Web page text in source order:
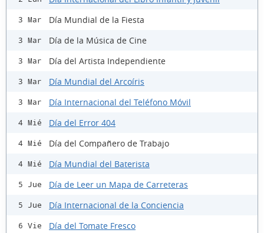
3 Mar Día Mundial de la Fiesta
3 Mar Día de la Música de Cine
3 Mar Día del Artista Independiente
3 Mar Día Mundial del Arcoíris
3 Mar Día Internacional del Teléfono Móvil
4 Mié Día del Error 404
4 Mié Día del Compañero de Trabajo
4 Mié Día Mundial del Baterista
5 Jue Día de Leer un Mapa de Carreteras
5 Jue Día Internacional de la Conciencia
6 Vie Día del Tomate Fresco